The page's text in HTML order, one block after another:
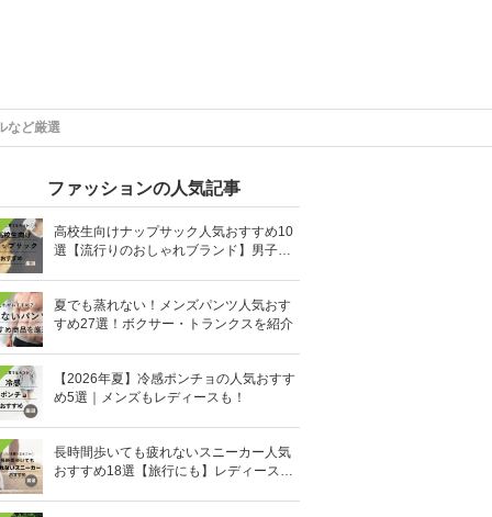
など厳選
ファッションの人気記事
高校生向けナップサック人気おすすめ10
選【流行りのおしゃれブランド】男子・
夏でも蒸れない！メンズパンツ人気おす
すめ27選！ボクサー・トランクスを紹介
【2026年夏】冷感ポンチョの人気おすす
め5選｜メンズもレディースも！
長時間歩いても疲れないスニーカー人気
おすすめ18選【旅行にも】レディース・